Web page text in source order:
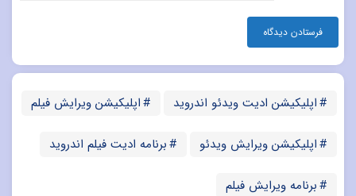
اپلیکیشن ادیت ویدئو اندروید اپلیکیشن ویرایش فیلم
اپلیکیشن ویرایش ویدئو برنامه ادیت فیلم اندروید
برنامه ویرایش فیلم